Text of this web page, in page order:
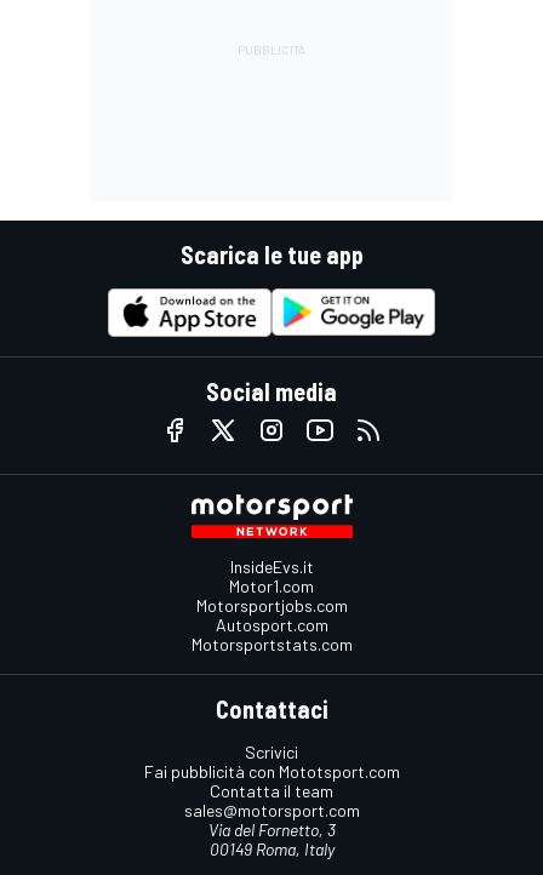
Scarica le tue app
Social media
InsideEvs.it
Motor1.com
Motorsportjobs.com
Autosport.com
Motorsportstats.com
Contattaci
Scrivici
Fai pubblicità con Mototsport.com
Contatta il team
sales@motorsport.com
Via del Fornetto, 3
00149 Roma, Italy